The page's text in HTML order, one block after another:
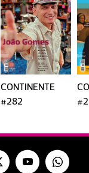
CONTINENTE
#282